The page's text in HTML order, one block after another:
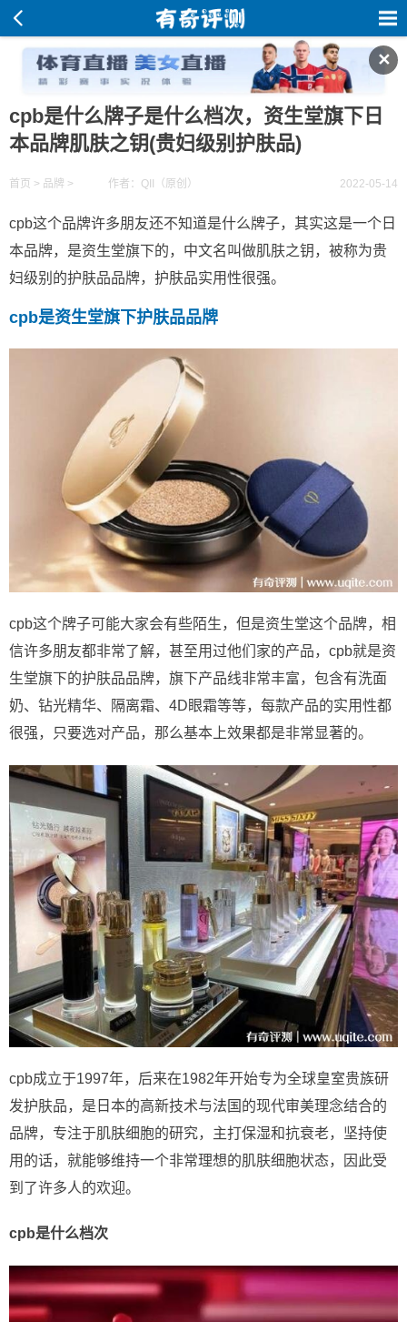
✕
cpb是什么牌子是什么档次，资生堂旗下日
本品牌肌肤之钥(贵妇级别护肤品)
首页 > 品牌 > 作者：QII（原创） 2022-05-14
cpb这个品牌许多朋友还不知道是什么牌子，其实这是一个日
本品牌，是资生堂旗下的，中文名叫做肌肤之钥，被称为贵
妇级别的护肤品品牌，护肤品实用性很强。
cpb是资生堂旗下护肤品品牌
cpb这个牌子可能大家会有些陌生，但是资生堂这个品牌，相
信许多朋友都非常了解，甚至用过他们家的产品，cpb就是资
生堂旗下的护肤品品牌，旗下产品线非常丰富，包含有洗面
奶、钻光精华、隔离霜、4D眼霜等等，每款产品的实用性都
很强，只要选对产品，那么基本上效果都是非常显著的。
cpb成立于1997年，后来在1982年开始专为全球皇室贵族研
发护肤品，是日本的高新技术与法国的现代审美理念结合的
品牌，专注于肌肤细胞的研究，主打保湿和抗衰老，坚持使
用的话，就能够维持一个非常理想的肌肤细胞状态，因此受
到了许多人的欢迎。
cpb是什么档次